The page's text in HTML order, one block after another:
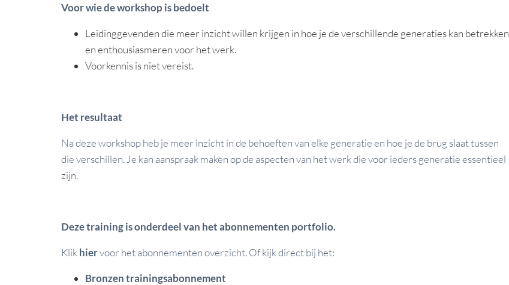
Voor wie de workshop is bedoelt
Leidinggevenden die meer inzicht willen krijgen in hoe je de verschillende generaties kan betrekken
en enthousiasmeren voor het werk.
Voorkennis is niet vereist.
Het resultaat
Na deze workshop heb je meer inzicht in de behoeften van elke generatie en hoe je de brug slaat tussen
die verschillen. Je kan aanspraak maken op de aspecten van het werk die voor ieders generatie essentieel
zijn.
Deze training is onderdeel van het abonnementen portfolio.
Klikhiervoor het abonnementen overzicht. Of kijk direct bij het:
Bronzen trainingsabonnement